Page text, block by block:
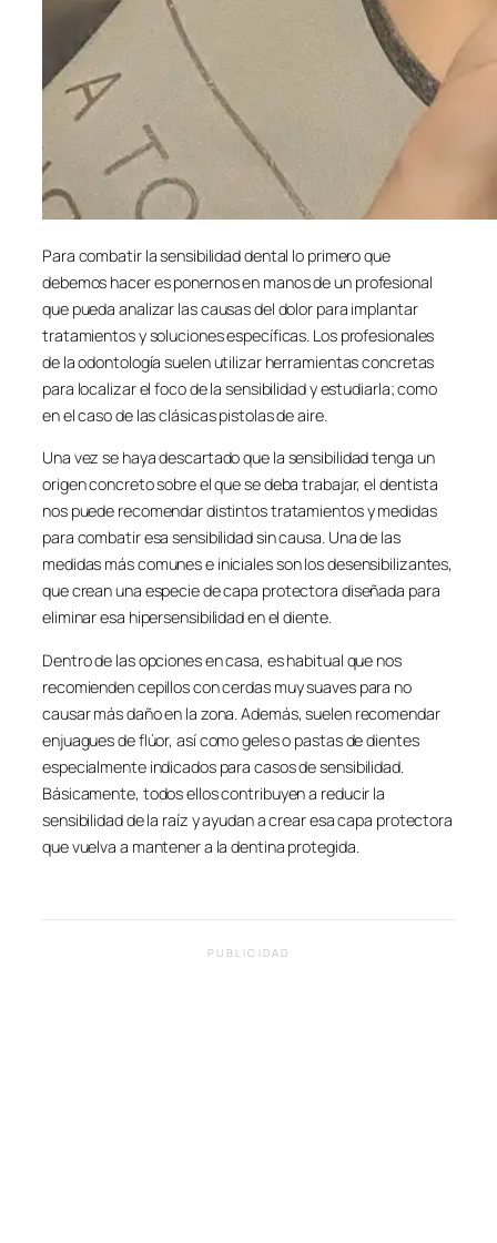
Para combatir la sensibilidad dental lo primero que
debemos hacer es ponernos en manos de un profesional
que pueda analizar las causas del dolor para implantar
tratamientos y soluciones específicas. Los profesionales
de la odontología suelen utilizar herramientas concretas
para localizar el foco de la sensibilidad y estudiarla; como
en el caso de las clásicas pistolas de aire.
Una vez se haya descartado que la sensibilidad tenga un
origen concreto sobre el que se deba trabajar, el dentista
nos puede recomendar distintos tratamientos y medidas
para combatir esa sensibilidad sin causa. Una de las
medidas más comunes e iniciales son los desensibilizantes,
que crean una especie de capa protectora diseñada para
eliminar esa hipersensibilidad en el diente.
Dentro de las opciones en casa, es habitual que nos
recomienden cepillos con cerdas muy suaves para no
causar más daño en la zona. Además, suelen recomendar
enjuagues de flúor, así como geles o pastas de dientes
especialmente indicados para casos de sensibilidad.
Básicamente, todos ellos contribuyen a reducir la
sensibilidad de la raíz y ayudan a crear esa capa protectora
que vuelva a mantener a la dentina protegida.
PUBLICIDAD